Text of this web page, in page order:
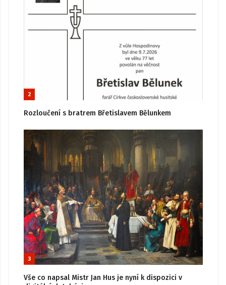
2
Rozloučení s bratrem Břetislavem Bělunkem
3
Vše co napsal Mistr Jan Hus je nyní k dispozici v